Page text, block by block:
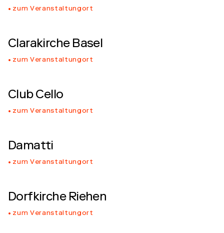
zum Veranstaltungort
Clarakirche Basel
zum Veranstaltungort
Club Cello
zum Veranstaltungort
Damatti
zum Veranstaltungort
Dorfkirche Riehen
zum Veranstaltungort